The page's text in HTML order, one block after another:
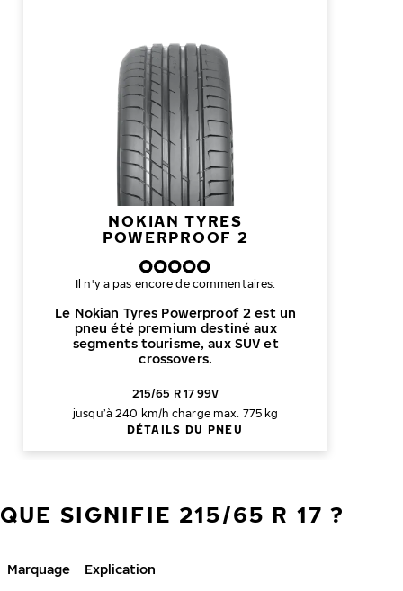
NOKIAN TYRES
POWERPROOF 2
Le Nokian Tyres Powerproof 2 est un
pneu été premium destiné aux
segments tourisme, aux SUV et
crossovers.
Il n'y a pas encore de commentaires.
215/65 R 17 99V
jusqu’à 240 km/h charge max. 775 kg
DÉTAILS DU PNEU
QUE SIGNIFIE 215/65 R 17 ?
Marquage Explication